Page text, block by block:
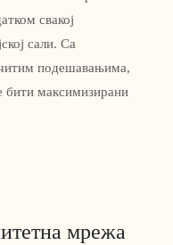
свакој
сали. Са
подешавањима,
бити максимизирани
мрежа